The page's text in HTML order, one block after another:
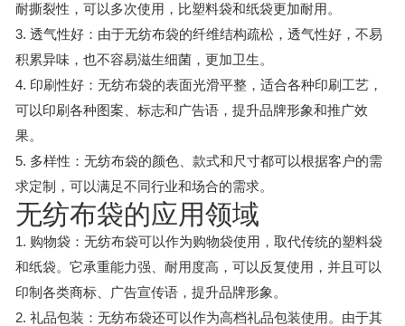
耐撕裂性，可以多次使用，比塑料袋和纸袋更加耐用。
3. 透气性好：由于无纺布袋的纤维结构疏松，透气性好，不易
积累异味，也不容易滋生细菌，更加卫生。
4. 印刷性好：无纺布袋的表面光滑平整，适合各种印刷工艺，
可以印刷各种图案、标志和广告语，提升品牌形象和推广效
果。
5. 多样性：无纺布袋的颜色、款式和尺寸都可以根据客户的需
求定制，可以满足不同行业和场合的需求。
无纺布袋的应用领域
1. 购物袋：无纺布袋可以作为购物袋使用，取代传统的塑料袋
和纸袋。它承重能力强、耐用度高，可以反复使用，并且可以
印制各类商标、广告宣传语，提升品牌形象。
2. 礼品包装：无纺布袋还可以作为高档礼品包装使用。由于其